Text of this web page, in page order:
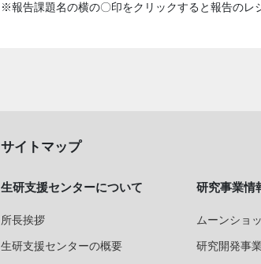
※報告課題名の横の〇印をクリックすると報告のレ
サイトマップ
生研支援センターについて
所長挨拶
生研支援センターの概要
研究事業情
ムーンショ
研究開発事